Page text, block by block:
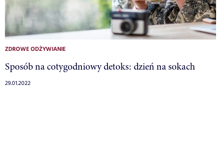
ZDROWE ODŻYWIANIE
Sposób na cotygodniowy detoks: dzień na sokach
29.01.2022